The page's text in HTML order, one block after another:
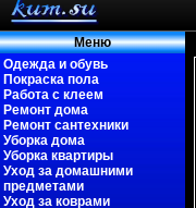
Меню
Одежда и обувь
Покраска пола
Работа с клеем
Ремонт дома
Ремонт сантехники
Уборка дома
Уборка квартиры
Уход за домашними
предметами
Уход за коврами